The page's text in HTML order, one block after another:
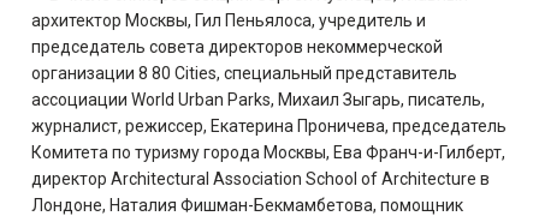
архитектор Москвы, Гил Пеньялоса, учредитель и
председатель совета директоров некоммерческой
организации 8 80 Cities, специальный представитель
ассоциации World Urban Parks, Михаил Зыгарь, писатель,
журналист, режиссер, Екатерина Проничева, председатель
Комитета по туризму города Москвы, Ева Франч-и-Гилберт,
директор Architectural Association School of Architecture в
Лондоне, Наталия Фишман-Бекмамбетова, помощник